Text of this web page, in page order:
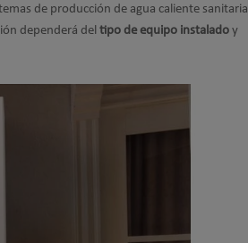
de producción de agua caliente sanitaria
dependerá del tipo de equipo instalado y